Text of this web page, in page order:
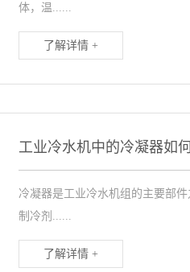
体，温......
了解详情 +
工业冷水机中的冷凝器如
冷凝器是工业冷水机组的主要部
制冷剂......
了解详情 +